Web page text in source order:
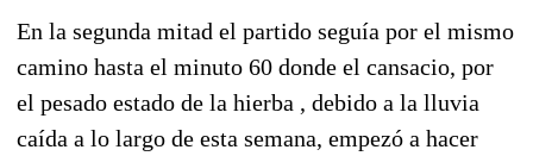
En la segunda mitad el partido seguía por el mismo
camino hasta el minuto 60 donde el cansacio, por
el pesado estado de la hierba , debido a la lluvia
caída a lo largo de esta semana, empezó a hacer